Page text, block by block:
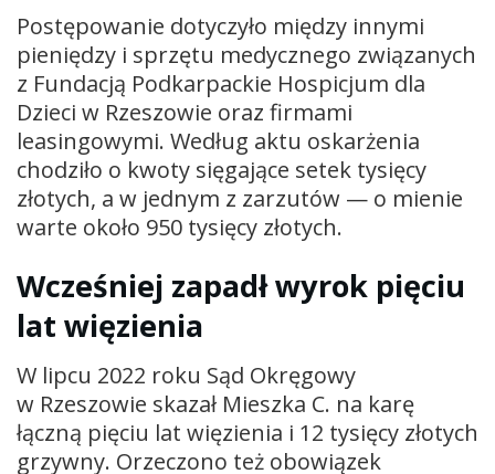
Postępowanie dotyczyło między innymi
pieniędzy i sprzętu medycznego związanych
z Fundacją Podkarpackie Hospicjum dla
Dzieci w Rzeszowie oraz firmami
leasingowymi. Według aktu oskarżenia
chodziło o kwoty sięgające setek tysięcy
złotych, a w jednym z zarzutów — o mienie
warte około 950 tysięcy złotych.
Wcześniej zapadł wyrok pięciu
lat więzienia
W lipcu 2022 roku Sąd Okręgowy
w Rzeszowie skazał Mieszka C. na karę
łączną pięciu lat więzienia i 12 tysięcy złotych
grzywny. Orzeczono też obowiązek